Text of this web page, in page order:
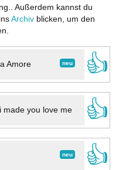
Außerdem kannst du
Archiv blicken, um den
neu
Amore
👍
made you love me
👍
neu
👍